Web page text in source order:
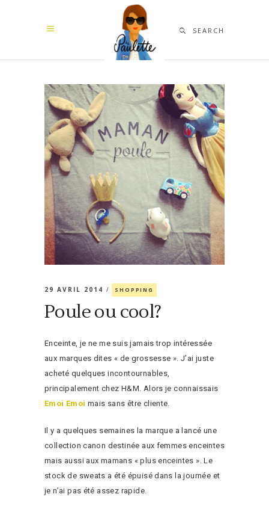
SEARCH
29 AVRIL 2014 SHOPPING
Poule ou cool?
Enceinte, je ne me suis jamais trop intéressée
aux marques dites « de grossesse ». J’ai juste
acheté quelques incontournables,
principalement chez H&M. Alors je connaissais
Emoi Emoi mais sans être cliente.
Il y a quelques semaines la marque a lancé une
collection canon destinée aux femmes enceintes
mais aussi aux mamans « plus enceintes ». Le
stock de sweats a été épuisé dans la journée et
je n’ai pas été assez rapide.